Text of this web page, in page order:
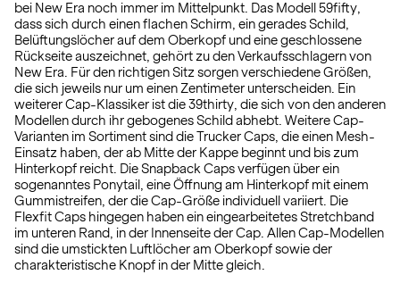
bei New Era noch immer im Mittelpunkt. Das Modell 59fifty,
dass sich durch einen flachen Schirm, ein gerades Schild,
Belüftungslöcher auf dem Oberkopf und eine geschlossene
Rückseite auszeichnet, gehört zu den Verkaufsschlagern von
New Era. Für den richtigen Sitz sorgen verschiedene Größen,
die sich jeweils nur um einen Zentimeter unterscheiden. Ein
weiterer Cap-Klassiker ist die 39thirty, die sich von den anderen
Modellen durch ihr gebogenes Schild abhebt. Weitere Cap-
Varianten im Sortiment sind die Trucker Caps, die einen Mesh-
Einsatz haben, der ab Mitte der Kappe beginnt und bis zum
Hinterkopf reicht. Die Snapback Caps verfügen über ein
sogenanntes Ponytail, eine Öffnung am Hinterkopf mit einem
Gummistreifen, der die Cap-Größe individuell variiert. Die
Flexfit Caps hingegen haben ein eingearbeitetes Stretchband
im unteren Rand, in der Innenseite der Cap. Allen Cap-Modellen
sind die umstickten Luftlöcher am Oberkopf sowie der
charakteristische Knopf in der Mitte gleich.